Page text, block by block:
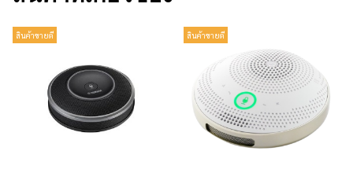
สินค้าขายดี สินค้าขายดี